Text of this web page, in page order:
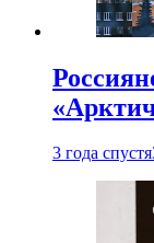
3 года спустя